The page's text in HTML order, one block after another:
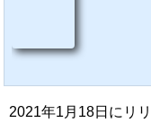
2021年1月18日にリ